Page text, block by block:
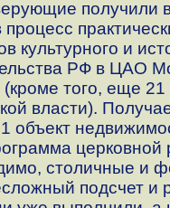
получили
культурного и
РФ в ЦАО
того, еще
власти).
объект
столичные и
подсчет и